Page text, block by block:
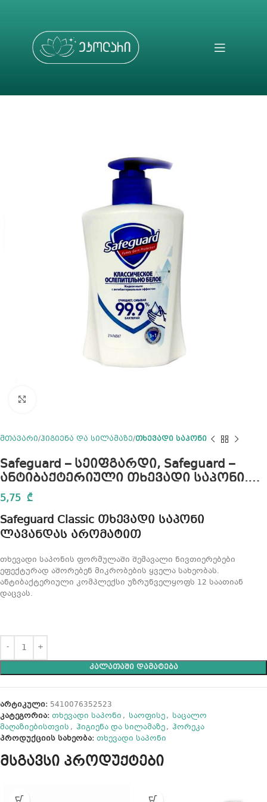
მთავარი ჰიგიენა და სილამაზე თხევადი საპონი
Safeguard – სეიფგარდი, Safeguard –
ანტიბაქტერიული თხევადი საპონი.
225 მლ.
5,75 ₾
Safeguard Classic თხევადი საპონი
ლავანდას არომატით
თხევადი საპონის ფორმულაში შემავალი ნივთიერებები
ეფექტურად აშორებენ მიკრობების ყველა სახეობას.
ანტიბაქტერიული კომპლექსი უზრუნველყოფს 12 საათიან
დაცვას.
ᲙᲐᲚᲐᲗᲐᲨᲘ ᲓᲐᲛᲐᲢᲔᲑᲐ
არტიკული: 5410076352523
კატეგორია: თხევადი საპონი , საოფისე, საცალო
მაღაზიებისთვის , ჰიგიენა და სილამაზე, ჰორეკა
პროდუქციის სახეობა: თხევადი საპონი
მსგავსი პროდუქტები